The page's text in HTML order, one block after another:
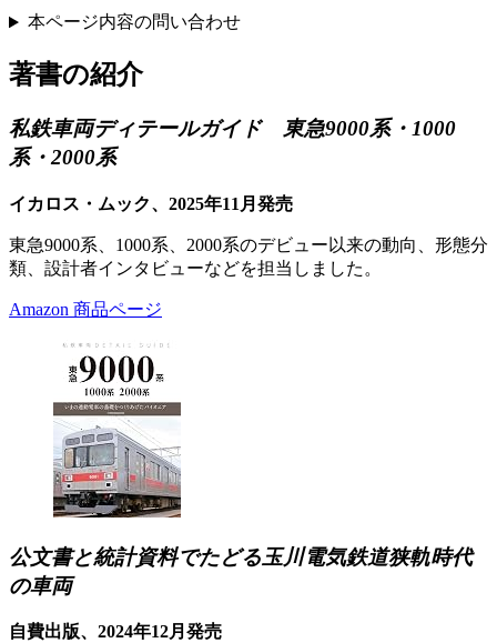
本ページ内容の問い合わせ
著書の紹介
私鉄車両ディテールガイド 東急9000系・1000
系・2000系
イカロス・ムック、2025年11月発売
東急9000系、1000系、2000系のデビュー以来の動向、形態分
類、設計者インタビューなどを担当しました。
Amazon 商品ページ
公文書と統計資料でたどる玉川電気鉄道狭軌時代
の車両
自費出版、2024年12月発売